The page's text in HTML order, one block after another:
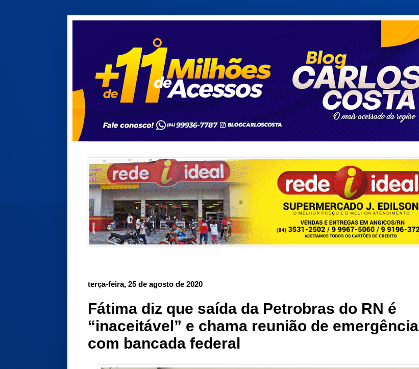
terça-feira, 25 de agosto de 2020
Fátima diz que saída da Petrobras do RN é
“inaceitável” e chama reunião de emergência
com bancada federal